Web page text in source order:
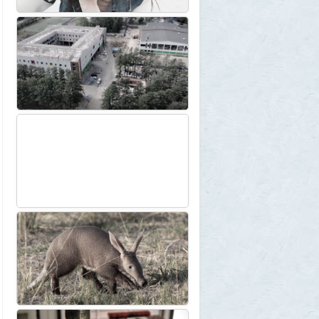
туристической тропе у Магадана
1
1GR 30 июля 2026, 17:30
Что случилось?
2
SuperVal 30 июля 2026, 17:27
Какая страна самая большая на каждом
континенте? В двух ответах ошибаются
почти все
1
Текущий геополитический расклад
4
Voldemar 29 июля 2026, 21:37
Американские жулики
2
chic 28 июля 2026, 23:38
Режиссёры, которые разносили чужие
фильмы
5
Azatoth 28 июля 2026, 21:26